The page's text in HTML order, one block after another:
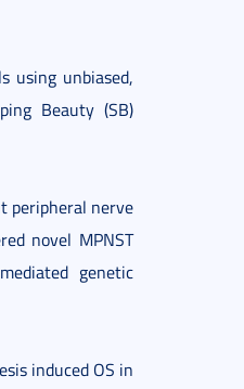
using unbiased,
Beauty (SB)
peripheral nerve
novel MPNST
genetic
induced OS in